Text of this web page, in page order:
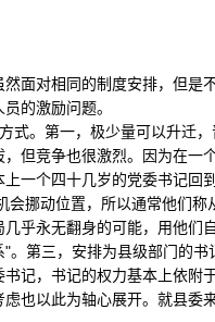
对相同的制度安排，但是
的激励问题。
。第一，极少量可以升迁，
但竞争也很激烈。因为在一
一个四十几岁的党委书记回
挪动位置，所以通常他们
乎永无翻身的可能，用他们
第三，安排为县级部门的
记，书记的权力基本上依附
也以此为轴心展开。就县